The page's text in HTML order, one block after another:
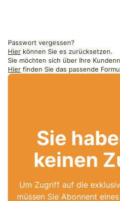
Passwort vergessen?
Hier können Sie es zurücksetzen.
Sie möchten sich über Ihre
Hier finden Sie das passende
Sie
keinen
Um Zugriff auf die
müssen Sie Abonnent